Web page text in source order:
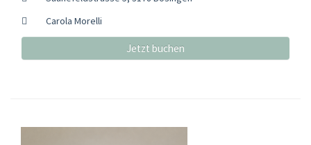
Carola Morelli
Jetzt buchen